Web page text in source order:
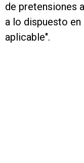
de pretensiones
a lo dispuesto
aplicable".